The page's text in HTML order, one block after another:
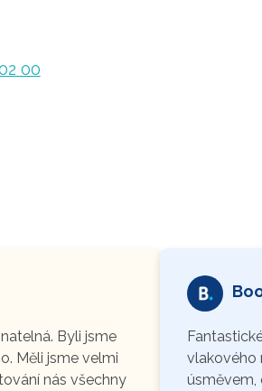
00
Byli jsme
Měli jsme velmi
nás všechny
vlakového
úsměvem,